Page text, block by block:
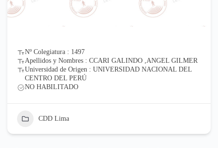
Nº Colegiatura : 1497
Apellidos y Nombres : CCARI GALINDO ,ANGEL GILMER
Universidad de Origen : UNIVERSIDAD NACIONAL DEL
CENTRO DEL PERÚ
NO HABILITADO
CDD Lima